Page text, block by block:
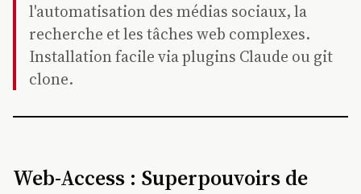
l'automatisation des médias sociaux, la
recherche et les tâches web complexes.
Installation facile via plugins Claude ou git
clone.
Web-Access : Superpouvoirs de